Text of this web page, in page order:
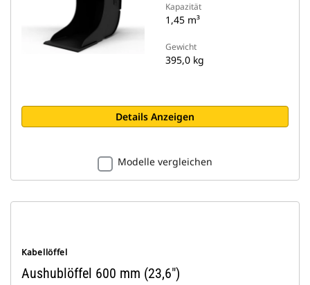
Kapazität
1,45 m³
Gewicht
395,0 kg
Details Anzeigen
Modelle vergleichen
Kabellöffel
Aushublöffel 600 mm (23,6")